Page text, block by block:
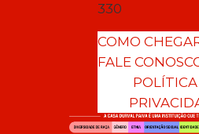
330
COMO
FALE